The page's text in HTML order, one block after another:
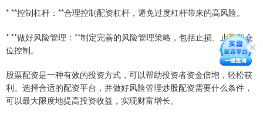
* **控制杠杆：**合理控制配资杠杆，避免过度杠杆带来的高风险。
* **做好风险管理：**制定完善的风险管理策略，包括止损、止盈和仓
位控制。
股票配资是一种有效的投资方式，可以帮助投资者资金倍增，轻松获
利。选择合适的配资平台，并做好风险管理炒股配资需要什么条件，
可以最大限度地提高投资收益，实现财富增长。